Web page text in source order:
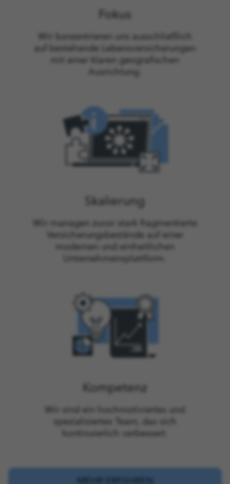
Fokus
Wir konzentrieren uns ausschließlich
auf bestehende Lebensversicherungen
mit einer klaren geografischen
Ausrichtung.
Skalierung
Wir managen zuvor stark fragmentierte
Versicherungsbestände auf einer
modernen und einheitlichen
Unternehmensplattform.
Kompetenz
Wir sind ein hochmotiviertes und
spezialisiertes Team, das sich
kontinuierlich verbessert.